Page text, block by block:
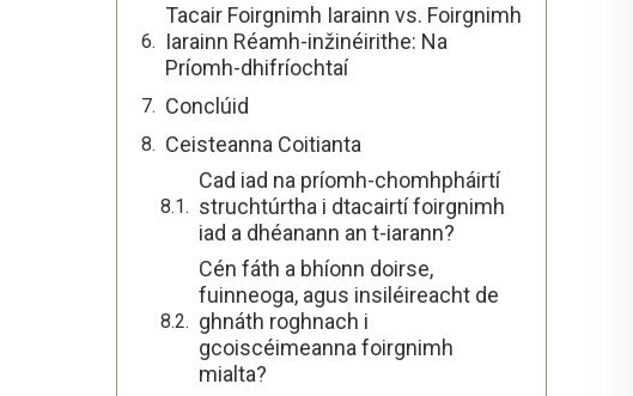
Tacair Foirgnimh Iarainn vs. Foirgnimh
Iarainn Réamh-inžinéirithe: Na
Príomh-dhifríochtaí
Conclúid
Ceisteanna Coitianta
Cad iad na príomh-chomhpháirtí
struchtúrtha i dtacairtí foirgnimh
iad a dhéanann an t-iarann?
Cén fáth a bhíonn doirse,
fuinneoga, agus insiléireacht de
ghnáth roghnach i
gcoiscéimeanna foirgnimh
mialta?